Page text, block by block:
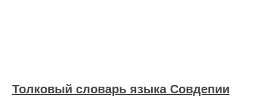
Толковый словарь языка Совдепии